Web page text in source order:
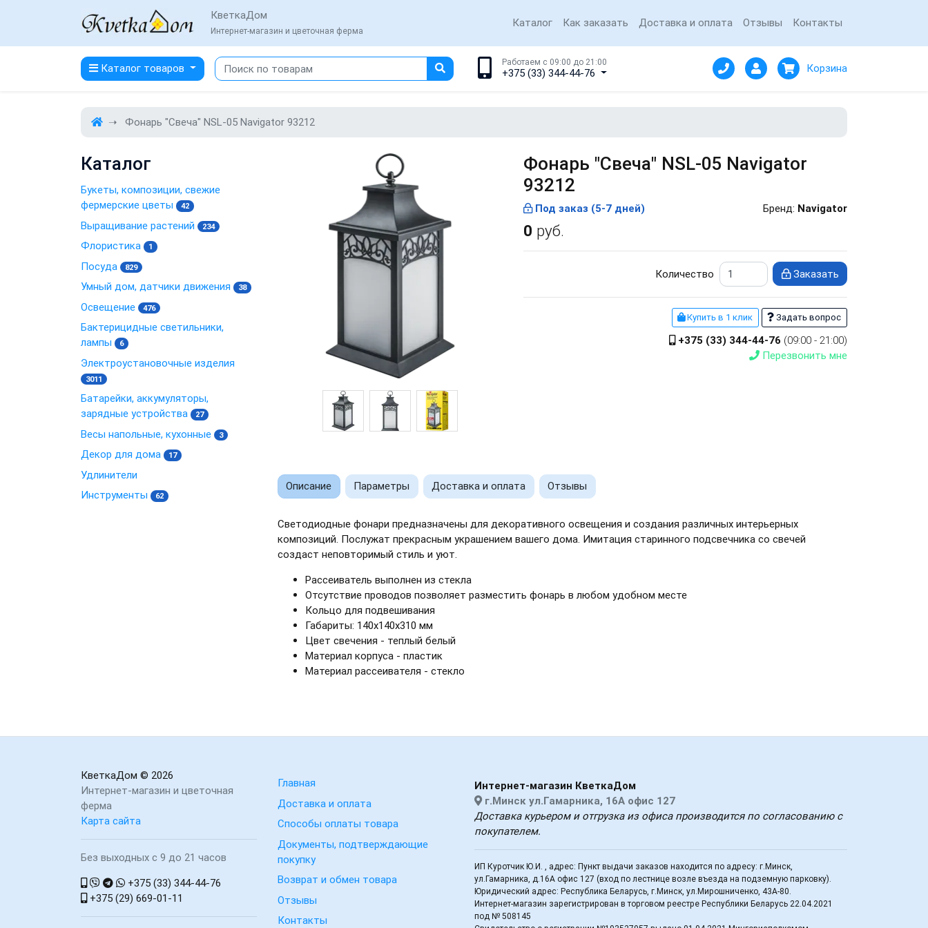
КветкаДом
Интернет-магазин и цветочная ферма
Каталог Как заказать Доставка и оплата Отзывы Контакты
Каталог товаров Работаем с 09:00 до 21:00
+375 (33) 344-44-76 Корзина
Фонарь "Свеча" NSL-05 Navigator 93212
Фонарь "Свеча" NSL-05 Navigator
93212
Под заказ (5-7 дней) Бренд: Navigator
0 руб.
Количество Заказать
Купить в 1 клик Задать вопрос
+375 (33) 344-44-76 (09:00 - 21:00)
Перезвонить мне
Описание Параметры Доставка и оплата Отзывы
Светодиодные фонари предназначены для декоративного освещения и создания различных интерьерных
композиций. Послужат прекрасным украшением вашего дома. Имитация старинного подсвечника со свечей
создаст неповторимый стиль и уют.
Рассеиватель выполнен из стекла
Отсутствие проводов позволяет разместить фонарь в любом удобном месте
Кольцо для подвешивания
Габариты: 140х140х310 мм
Цвет свечения - теплый белый
Материал корпуса - пластик
Материал рассеивателя - стекло
Каталог
Букеты, композиции, свежие
фермерские цветы
42
Выращивание растений 234
Флористика 1
Посуда 829
Умный дом, датчики движения 38
Освещение 476
Бактерицидные светильники,
лампы
6
Электроустановочные изделия
3011
Батарейки, аккумуляторы,
зарядные устройства
27
Весы напольные, кухонные 3
Декор для дома 17
Удлинители
Инструменты
62
КветкаДом © 2026
Интернет-магазин и цветочная
ферма
Карта сайта
Без выходных с 9 до 21 часов
+375 (33) 344-44-76
+375 (29) 669-01-11
Главная
Доставка и оплата
Способы оплаты товара
Документы, подтверждающие
покупку
Возврат и обмен товара
Отзывы
Контакты
Интернет-магазин КветкаДом
г.Минск ул.Гамарника, 16А офис 127
Доставка курьером и отгрузка из офиса производится по согласованию с
покупателем.
ИП Куротчик Ю.И. , адрес: Пункт выдачи заказов находится по адресу: г.Минск,
ул.Гамарника, д.16А офис 127 (вход по лестнице возле въезда на подземную парковку).
Юридический адрес: Республика Беларусь, г.Минск, ул.Мирошниченко, 43А-80.
Интернет-магазин зарегистрирован в торговом реестре Республики Беларусь 22.04.2021
под № 508145